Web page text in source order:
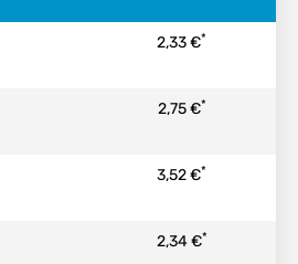
2,33 €*
2,75 €*
3,52 €*
2,34 €*